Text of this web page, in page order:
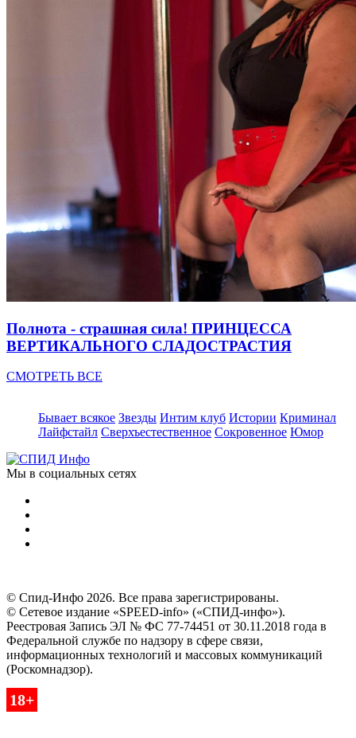
Полнота - страшная сила! ПРИНЦЕССА
ВЕРТИКАЛЬНОГО СЛАДОСТРАСТИЯ
СМОТРЕТЬ ВСЕ
Бывает всякое Звезды Интим клуб Истории Криминал
Лайфстайл Сверхъестественное Сокровенное Юмор
Мы в социальных сетях
© Спид-Инфо 2026. Все права зарегистрированы.
© Сетевое издание «SPEED-info» («СПИД-инфо»).
Реестровая Запись ЭЛ № ФС 77-74451 от 30.11.2018 года в
Федеральной службе по надзору в сфере связи,
информационных технологий и массовых коммуникаций
(Роскомнадзор).
18+